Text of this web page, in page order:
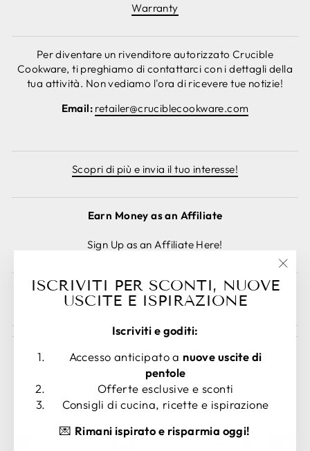
Warranty
Per diventare un rivenditore autorizzato Crucible
Cookware, ti preghiamo di contattarci con i dettagli della
tua attività. Non vediamo l'ora di ricevere tue notizie!
Email: retailer@cruciblecookware.com
Scopri di più e invia il tuo interesse!
Earn Money as an Affiliate
Sign Up as an Affiliate Here!
Annulla ordine
LINGUA
Italiano VALUTA
Stati Uniti (USD $)
ISCRIVITI PER SCONTI, NUOVE
USCITE E ISPIRAZIONE
Iscriviti e goditi:
Accesso anticipato a nuove uscite di
pentole
Offerte esclusive e sconti
Consigli di cucina, ricette e ispirazione
💌 Rimani ispirato e risparmia oggi!